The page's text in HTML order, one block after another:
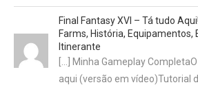
Final Fantasy XVI – Tá tudo
Farms, História, Equipamentos,
Itinerante
[…] Minha Gameplay
aqui (versão em vídeo)Tutorial